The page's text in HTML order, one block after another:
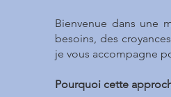
Bienvenue dans une
besoins, des
je vous accompagne
Pourquoi cette